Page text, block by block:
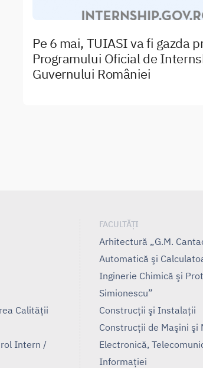
Pe 6 mai, TUIASI va fi gazda
Programului Oficial de
Guvernului României
Intern /
FACULTĂȚI
Arhitectură „G.M.
Automatică şi
Inginerie Chimică şi
Simionescu”
Construcţii şi Instalaţii
Construcţii de Maşini
Electronică,
Informaţiei